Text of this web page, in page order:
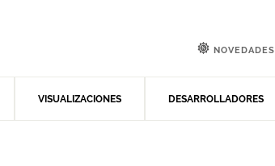
VISUALIZACIONES DESARROLLADORES
NOVEDADES